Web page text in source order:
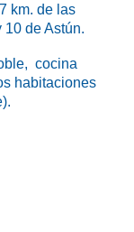
km. de las
de Astún.
cocina
habitaciones